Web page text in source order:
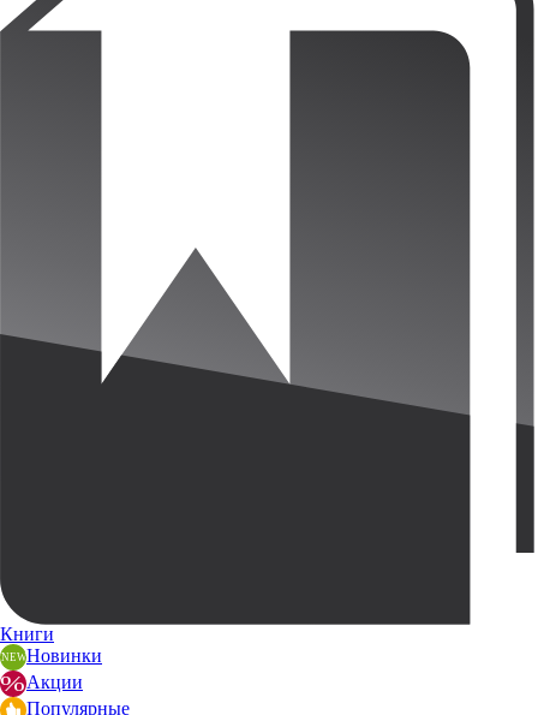
Книги
Новинки
Акции
Популярные